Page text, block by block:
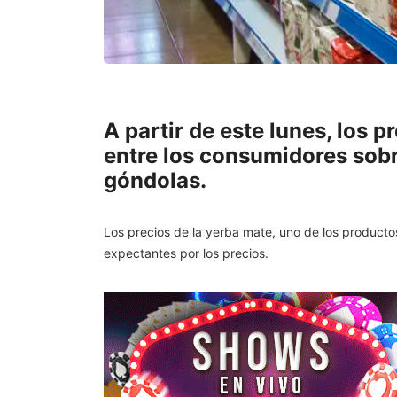
A partir de este lunes, los
entre los consumidores
góndolas.
Los precios de la yerba mate, uno de los
expectantes por los precios.